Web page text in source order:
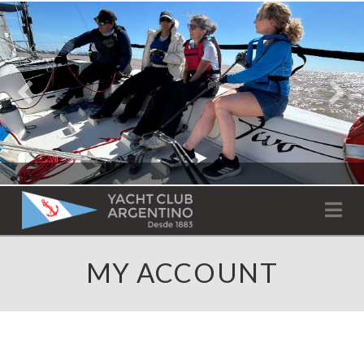
PROGRAMA RECREATIVO | VELA INFANTIL, JUVENIL Y DE CRUCERO 2026
ESCUELA RECREATIVA 2026
YACHT
CLUB
ARGENTINO
MY ACCOUNT